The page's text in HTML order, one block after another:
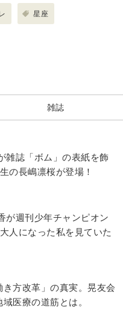
星座
雑誌
雑誌「ボム」の表紙を飾
の長嶋凛桜が登場！
が週刊少年チャンピオン
人になった私を見ていた
方改革」の真実。晃友会
医療の道筋とは。